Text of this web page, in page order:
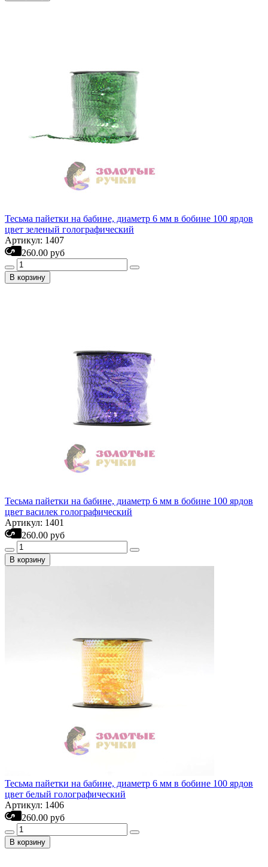
Тесьма пайетки на бабине, диаметр 6 мм в бобине 100 ярдов
цвет зеленый голографический
Артикул: 1407
260.00 руб
В корзину
Тесьма пайетки на бабине, диаметр 6 мм в бобине 100 ярдов
цвет василек голографический
Артикул: 1401
260.00 руб
В корзину
Тесьма пайетки на бабине, диаметр 6 мм в бобине 100 ярдов
цвет белый голографический
Артикул: 1406
260.00 руб
В корзину